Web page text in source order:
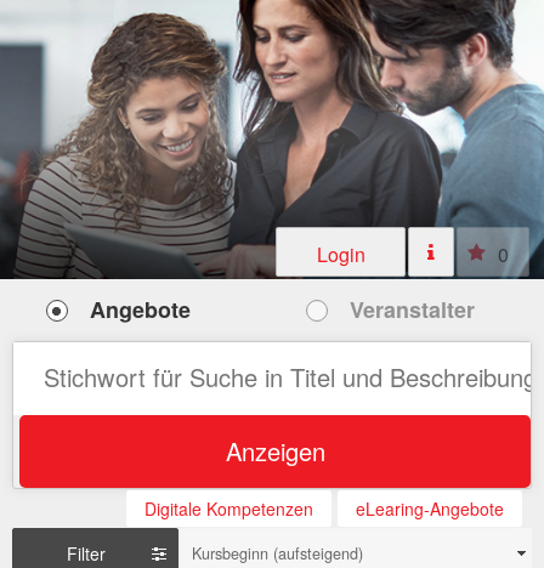
Login 0
Angebote Veranstalter
Anzeigen
Digitale Kompetenzen
eLearing-Angebote
Filter
Kursbeginn (aufsteigend)